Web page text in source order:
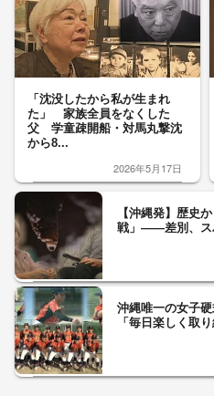
「沈没したから私が生まれ
た」 家族全員をなくした
父 学童疎開船・対馬丸撃沈
から8...
2026年5月17日
【沖縄発】歴史
戦」――差別、ス
沖縄唯一の女子
「毎日楽しく取